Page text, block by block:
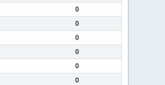
0
0
0
0
0
0